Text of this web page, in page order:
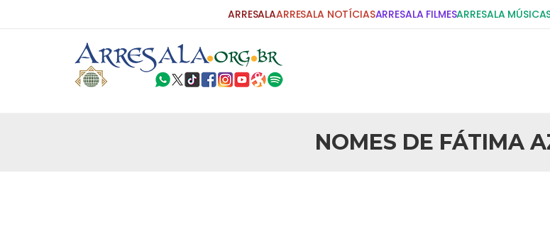
ARRESALAARRESALA NOTÍCIASARRESALA FILMESARRESALA
NOMES DE FÁTIMA
Carta do Bispo da Flórida ao Presidente Bush
25 DE